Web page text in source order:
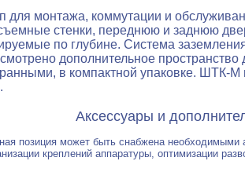
для монтажа, коммутации и
стенки, переднюю и заднюю
по глубине. Система
дополнительное
в компактной упаковке. ШТК-
и
позиция может быть снабжена
креплений аппаратуры, оптимизации